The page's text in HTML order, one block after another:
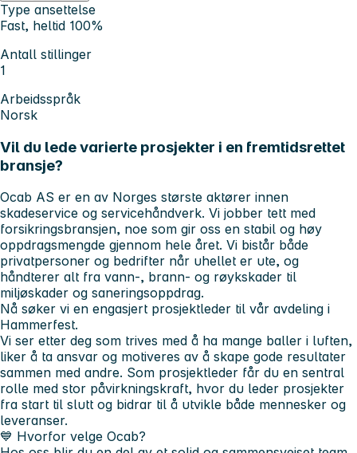
Type ansettelse
Fast, heltid 100%
Antall stillinger
1
Arbeidsspråk
Norsk
Vil du lede varierte prosjekter i en fremtidsrettet
bransje?
Ocab AS er en av Norges største aktører innen
skadeservice og servicehåndverk. Vi jobber tett med
forsikringsbransjen, noe som gir oss en stabil og høy
oppdragsmengde gjennom hele året. Vi bistår både
privatpersoner og bedrifter når uhellet er ute, og
håndterer alt fra vann-, brann- og røykskader til
miljøskader og saneringsoppdrag.
Nå søker vi en engasjert prosjektleder til vår avdeling i
Hammerfest.
Vi ser etter deg som trives med å ha mange baller i luften,
liker å ta ansvar og motiveres av å skape gode resultater
sammen med andre. Som prosjektleder får du en sentral
rolle med stor påvirkningskraft, hvor du leder prosjekter
fra start til slutt og bidrar til å utvikle både mennesker og
leveranser.
💙 Hvorfor velge Ocab?